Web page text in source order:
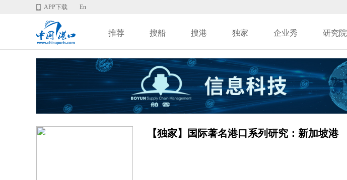
APP下载 En
推荐 搜船 搜港 独家 企业秀 研究院
【独家】国际著名港口系列研究：新加坡港